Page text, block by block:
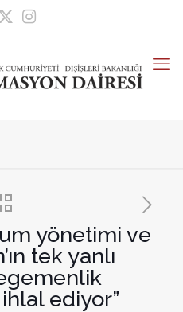
yönetimi ve
tek yanlı
ihlal ediyor”